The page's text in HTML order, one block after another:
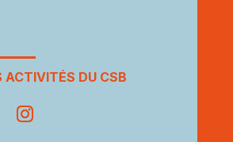
ACTIVITÉS DU CSB